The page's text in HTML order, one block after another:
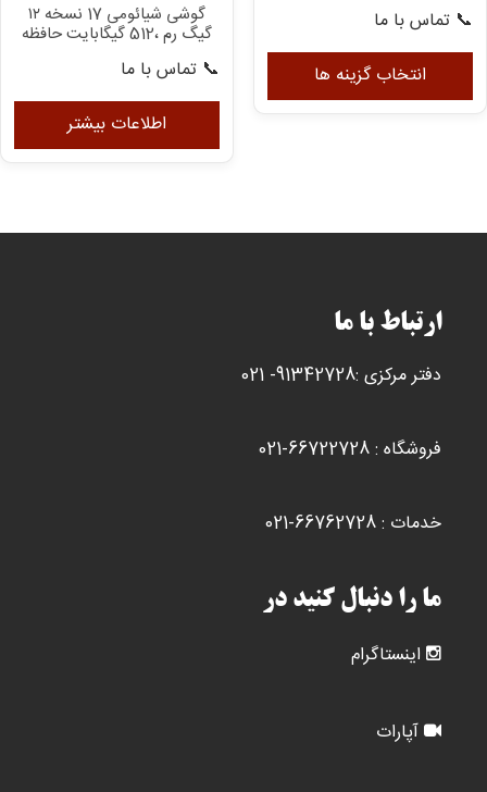
📞 تماس با ما
انتخاب گزینه ها
این
محصول
دارای
مختلفی
گزینه
محصول
شوند
گوشی شیائومی 17 نسخه ۱۲
گیگ رم ،512 گیگابایت حافظه
📞 تماس با ما
اطلاعات بیشتر
ارتباط با ما
دفتر مرکزی :91342728- 021
فروشگاه : 66722728-021
خدمات : 66762728-021
ما را دنبال کنید در
اینستاگرام
آپارات